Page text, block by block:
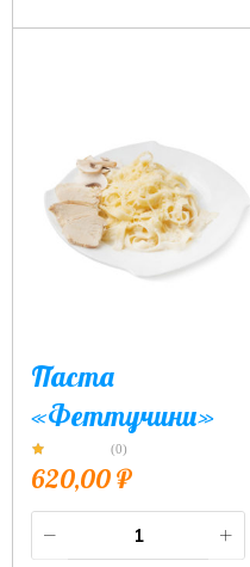
Паста
«Феттучини»
(0)
620,00₽